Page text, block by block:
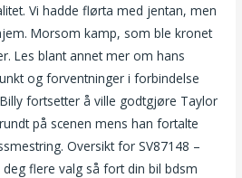
Vi hadde flørta med jentan, men
Morsom kamp, som ble kronet
Les blant annet mer om hans
og forventninger i forbindelse
fortsetter å ville godtgjøre Taylor
på scenen mens han fortalte
Oversikt for SV87148 –
flere valg så fort din bil bdsm